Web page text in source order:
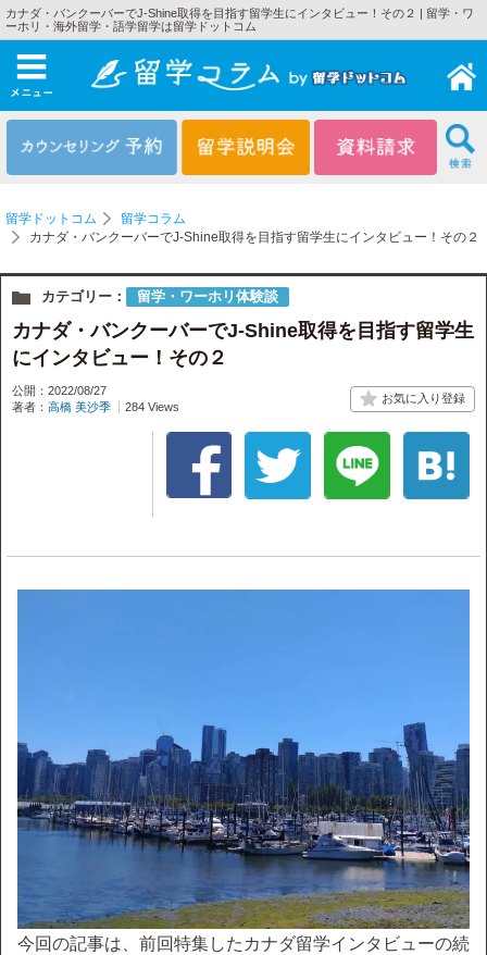
カナダ・バンクーバーでJ-Shine取得を目指す留学生にインタビュー！その２ | 留学・ワ
ーホリ・海外留学・語学留学は留学ドットコム
メニュー
留学ドットコム
留学コラム
カナダ・バンクーバーでJ-Shine取得を目指す留学生にインタビュー！その２
カテゴリー： 留学・ワーホリ体験談
カナダ・バンクーバーでJ-Shine取得を目指す留学生
にインタビュー！その２
公開：2022/08/27
著者： 高橋 美沙季 284 Views
今回の記事は、前回特集したカナダ留学インタビューの続